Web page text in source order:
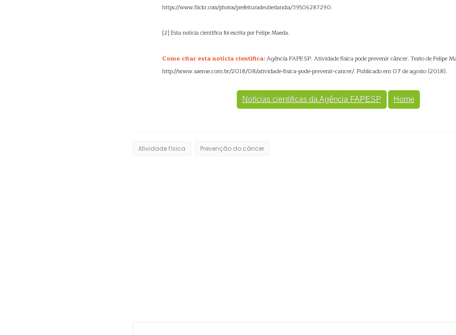
https://www.flickr.com/photos/prefeituradeuberlandia/39506287290.
[2] Esta notícia científica foi escrita por Felipe Maeda.
Como citar esta notícia científica:Agência FAPESP. Atividade física pode prevenir câncer. Texto de Felipe
http://www.saense.com.br/2018/08/atividade-fisica-pode-prevenir-cancer/. Publicado em 07 de agosto (2018).
Notícias científicas da Agência FAPESP Home
Atividade física Prevenção do câncer